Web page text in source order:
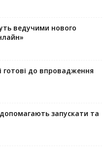
ведучими нового
готові до впровадження
допомагають запускaти та